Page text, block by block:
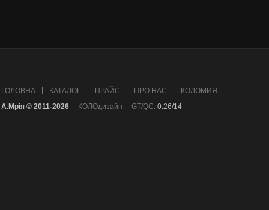
ГОЛОВНА КАТАЛОГ ПРАЙС ПРО НАС КОЛОМИЯ
А.Mрія © 2011-2026 КОЛОдизайн GT/QC: 0.26/14